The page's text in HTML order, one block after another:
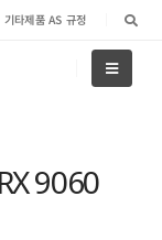
기타제품 AS 규정
9060